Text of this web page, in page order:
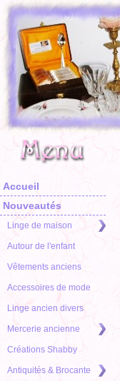
Accueil
Nouveautés
Linge de maison
Autour de l'enfant
Vêtements anciens
Accessoires de mode
Linge ancien divers
Mercerie ancienne
Créations Shabby
Antiquités & Brocante